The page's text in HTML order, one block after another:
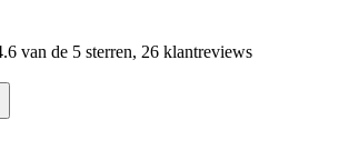
van de 5 sterren, 26 klantreviews